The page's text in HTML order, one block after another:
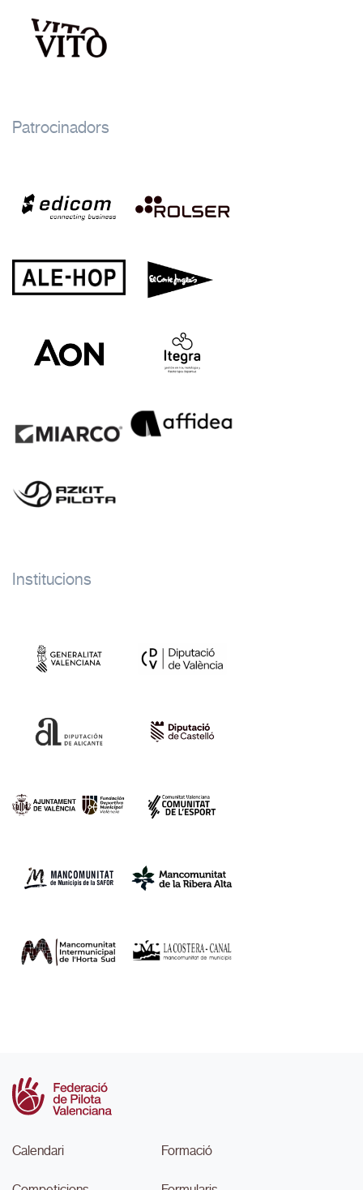
Patrocinadors
Institucions
Calendari Formació